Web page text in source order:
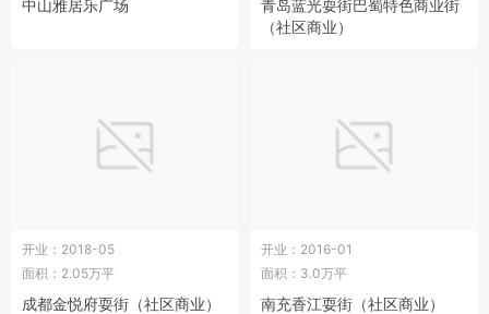
中山雅居乐广场
青岛蓝光耍街巴蜀特色商业街
（社区商业）
开业：2018-05
面积：2.05万平
成都金悦府耍街（社区商业）
开业：2016-01
面积：3.0万平
南充香江耍街（社区商业）